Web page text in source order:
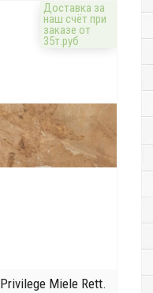
Доставка за
наш счёт при
заказе от
35т.руб
Privilege Miele Rett.